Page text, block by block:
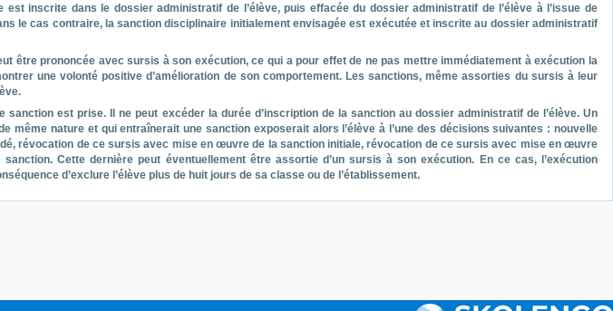
inscrite dans le dossier administratif de l’élève, puis effacée du dossier administratif de l’élève à l’issue de
le cas contraire, la sanction disciplinaire initialement envisagée est exécutée et inscrite au dossier administratif
être prononcée avec sursis à son exécution, ce qui a pour effet de ne pas mettre immédiatement à exécution la
une volonté positive d’amélioration de son comportement. Les sanctions, même assorties du sursis à leur
est prise. Il ne peut excéder la durée d’inscription de la sanction au dossier administratif de l’élève. Un
même nature et qui entraînerait une sanction exposerait alors l’élève à l’une des décisions suivantes : nouvelle
révocation de ce sursis avec mise en œuvre de la sanction initiale, révocation de ce sursis avec mise en œuvre
Cette dernière peut éventuellement être assortie d’un sursis à son exécution. En ce cas, l’exécution
d’exclure l’élève plus de huit jours de sa classe ou de l’établissement.